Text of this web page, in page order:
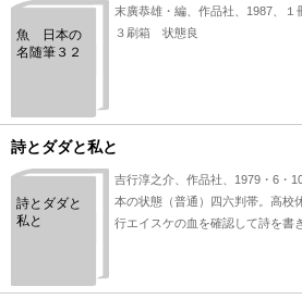
魚 日本の
名随筆３２
末廣恭雄・編、作品社、1987、１
３刷箱 状態良
詩とダダと私と
詩とダダと
私と
吉行淳之介、作品社、1979・6・
本の状態（普通）四六判帯。高校
行エイスケの血を確認して詩を書